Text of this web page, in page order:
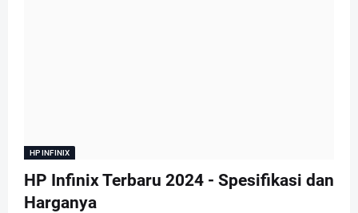
HP INFINIX
HP Infinix Terbaru 2024 - Spesifikasi dan
Harganya